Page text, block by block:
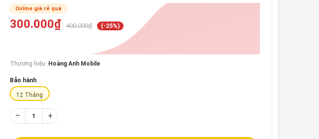
Online giá rẻ quá
300.000₫ 400.000₫ (-25%)
Thương hiệu: Hoàng Anh Mobile
Bảo hành
12 Tháng
– +